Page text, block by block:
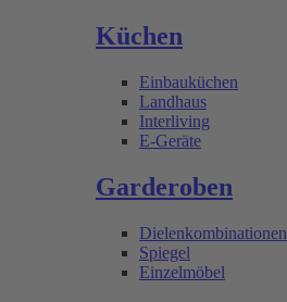
Küchen
Einbauküchen
Landhaus
Interliving
E-Geräte
Garderoben
Dielenkombinationen
Spiegel
Einzelmöbel